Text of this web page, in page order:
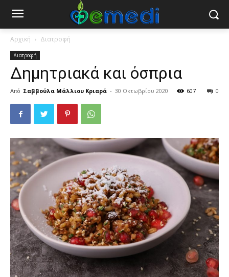
Αρχική Διατροφή
Διατροφή
Δημητριακά και όσπρια
Από Σαββούλα Μάλλιου Κριαρά - 30 Οκτωβρίου 2020 0
607